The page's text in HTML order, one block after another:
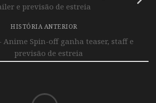
e previsão de estreia
HISTÓRIA ANTERIOR
Anime Spin-off ganha teaser, staff e
previsão de estreia